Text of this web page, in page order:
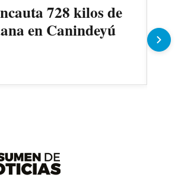
728 kilos de
en Canindeyú